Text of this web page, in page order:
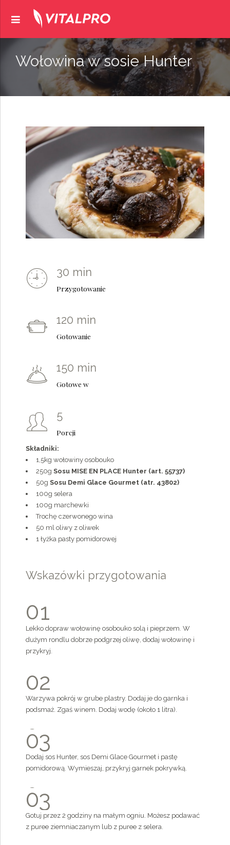
Wołowina w sosie Hunter
30 min
Przygotowanie
120 min
Gotowanie
150 min
Gotowe w
5
Porcji
Składniki:
1,5kg wołowiny osobouko
250g Sosu MISE EN PLACE Hunter (art. 55737)
50g Sosu Demi Glace Gourmet (atr. 43802)
100g selera
100g marchewki
Trochę czerwonego wina
50 ml oliwy z oliwek
1 łyżka pasty pomidorowej
Wskazówki przygotowania
0
1
2
3
4
5
6
7
8
01
2
3
4
5
7
8
9
0
Lekko dopraw wołowinę osobouko solą i pieprzem. W
dużym rondlu dobrze podgrzej oliwę, dodaj wołowinę i
przykryj.
0
1
2
3
4
5
7
8
9
0
0
1
2
3
5
6
7
8
Warzywa pokrój w grube plastry. Dodaj je do garnka i
podsmaż. Zgaś winem. Dodaj wodę (około 1 litra).
0
1
3
4
5
6
7
8
9
0
0
1
2
3
4
6
7
Dodaj sos Hunter, sos Demi Glace Gourmet i pastę
pomidorową. Wymieszaj, przykryj garnek pokrywką.
0
2
3
4
5
6
7
8
9
0
0
1
2
3
4
Gotuj przez 2 godziny na małym ogniu. Możesz podawać
z puree ziemniaczanym lub z puree z selera.